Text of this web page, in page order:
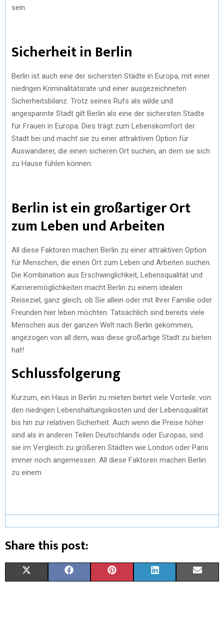
sein.
Sicherheit in Berlin
Berlin ist auch eine der sichersten Städte in Europa, mit einer
niedrigen Kriminalitätsrate und einer ausgezeichneten
Sicherheitsbilanz. Trotz seines Rufs als wilde und
angespannte Stadt gilt Berlin als eine der sichersten Städte
für Frauen in Europa. Dies trägt zum Lebenskomfort der
Stadt bei und macht sie zu einer attraktiven Option für
Auswanderer, die einen sicheren Ort suchen, an dem sie sich
zu Hause fühlen können.
Berlin ist ein großartiger Ort
zum Leben und Arbeiten
All diese Faktoren machen Berlin zu einer attraktiven Option
für Menschen, die einen Ort zum Leben und Arbeiten suchen.
Die Kombination aus Erschwinglichkeit, Lebensqualität und
Karrieremöglichkeiten macht Berlin zu einem idealen
Reiseziel, ganz gleich, ob Sie allein oder mit Ihrer Familie oder
Freunden hier leben möchten. Tatsächlich sind bereits viele
Menschen aus der ganzen Welt nach Berlin gekommen,
angezogen von all dem, was diese großartige Stadt zu bieten
hat!
Schlussfolgerung
Kurzum, ein Haus in Berlin zu mieten bietet viele Vorteile: von
den niedrigen Lebenshaltungskosten und der Lebensqualität
bis hin zur relativen Sicherheit. Auch wenn die Preise höher
sind als in anderen Teilen Deutschlands oder Europas, sind
sie im Vergleich zu größeren Städten wie London oder Paris
immer noch angemessen. All diese Faktoren machen Berlin
zu einem
Share this post: